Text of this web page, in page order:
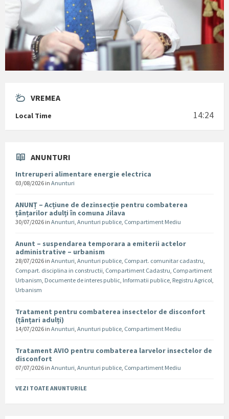
VREMEA
Local Time 14:24
ANUNTURI
Intreruperi alimentare energie electrica
03/08/2026 in Anunturi
ANUNȚ – Acțiune de dezinsecție pentru combaterea
țânțarilor adulți în comuna Jilava
30/07/2026 in Anunturi, Anunturi publice, Compartiment Mediu
Anunt – suspendarea temporara a emiterii actelor
administrative – urbanism
28/07/2026 in Anunturi, Anunturi publice, Compart. comunitar cadastru,
Compart. disciplina in constructii, Compartiment Cadastru, Compartiment
Urbanism, Documente de interes public, Informatii publice, Registru Agricol,
Urbanism
Tratament pentru combaterea insectelor de disconfort
(țânțari adulți)
14/07/2026 in Anunturi, Anunturi publice, Compartiment Mediu
Tratament AVIO pentru combaterea larvelor insectelor de
disconfort
07/07/2026 in Anunturi, Anunturi publice, Compartiment Mediu
VEZI TOATE ANUNTURILE